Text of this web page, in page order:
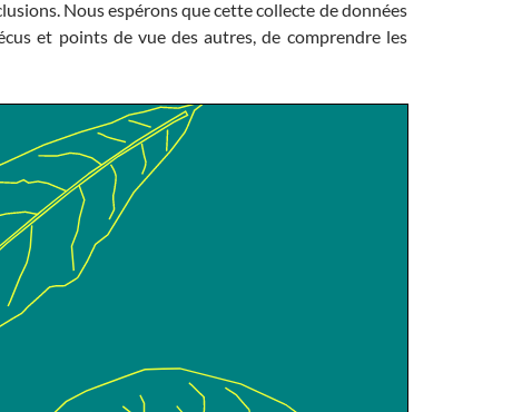
Nous espérons que cette collecte de données
et points de vue des autres, de comprendre les